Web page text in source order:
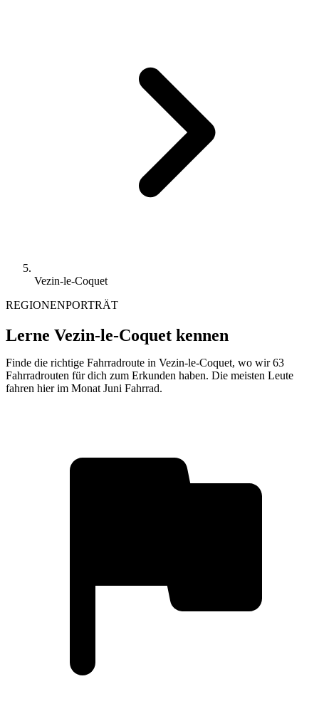
Vezin-le-Coquet
REGIONENPORTRÄT
Lerne Vezin-le-Coquet kennen
Finde die richtige Fahrradroute in Vezin-le-Coquet, wo wir 63
Fahrradrouten für dich zum Erkunden haben. Die meisten Leute
fahren hier im Monat Juni Fahrrad.